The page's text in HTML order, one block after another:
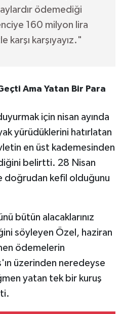
ödemediği
160 milyon lira
karşı karşıyayız."
Ama Yatan Bir Para
için nisan ayında
yürüdüklerini hatırlatan
en üst kademesinden
belirtti. 28 Nisan
doğrudan kefil olduğunu
bütün alacaklarınız
söyleyen Özel, haziran
ödemelerin
üzerinden neredeyse
yatan tek bir kuruş